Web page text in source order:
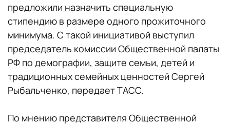
предложили назначить специальную
стипендию в размере одного прожиточного
минимума. С такой инициативой выступил
председатель комиссии Общественной палаты
РФ по демографии, защите семьи, детей и
традиционных семейных ценностей Сергей
Рыбальченко, передает ТАСС.
По мнению представителя Общественной